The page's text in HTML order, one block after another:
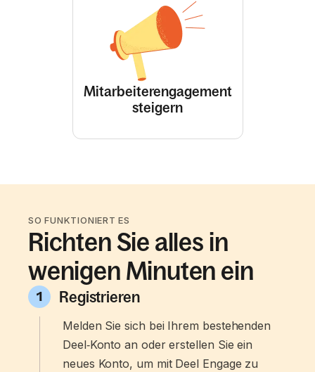
Mitarbeiterengagement
steigern
SO FUNKTIONIERT ES
Richten Sie alles in
wenigen Minuten ein
1 Registrieren
Melden Sie sich bei Ihrem bestehenden
Deel‑Konto an oder erstellen Sie ein
neues Konto, um mit Deel Engage zu